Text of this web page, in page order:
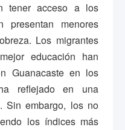
tener acceso a los
presentan menores
Los migrantes
educación han
Guanacaste en los
reflejado en una
Sin embargo, los no
los índices más